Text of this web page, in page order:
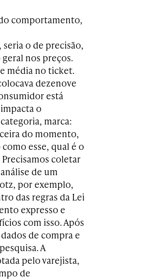
comportamento,
o de precisão,
nos preços.
média no ticket.
dezenove
está
o
marca:
do momento,
esse, qual é o
coletar
de um
por exemplo,
das regras da Lei
expresso e
com isso. Após
de compra e
A
pelo varejista,
de